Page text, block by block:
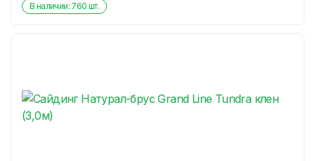
В наличии: 760 шт.